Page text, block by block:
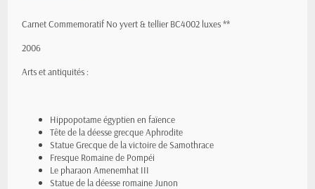
Carnet Commemoratif No yvert & tellier BC4002 luxes **
2006
Arts et antiquités :
Hippopotame égyptien en faïence
Tête de la déesse grecque Aphrodite
Statue Grecque de la victoire de Samothrace
Fresque Romaine de Pompéi
Le pharaon Amenemhat III
Statue de la déesse romaine Junon